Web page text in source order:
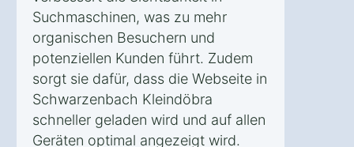
Suchmaschinen, was zu mehr
organischen Besuchern und
potenziellen Kunden führt. Zudem
sorgt sie dafür, dass die Webseite in
Schwarzenbach Kleindöbra
schneller geladen wird und auf allen
Geräten optimal angezeigt wird.